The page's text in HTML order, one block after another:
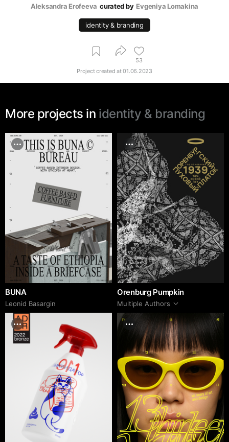
Aleksandra Erofeeva curated by Evgeniya Lomakina
identity & branding
53
Project created at01.06.2023
More projects in identity & branding
BUNA
Leonid Basargin
Orenburg Pumpkin
Multiple Authors